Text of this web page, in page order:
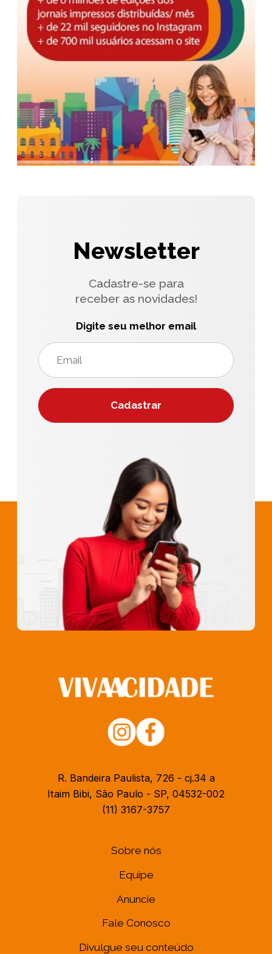
Newsletter
Cadastre-se para
receber as novidades!
Digite seu melhor email
R. Bandeira Paulista, 726 - cj.34 a
Itaim Bibi, São Paulo - SP, 04532-002
(11) 3167-3757
Sobre nós
Equipe
Anuncie
Fale Conosco
Divulgue seu conteúdo